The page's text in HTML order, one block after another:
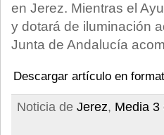
en Jerez. Mientras el
y dotará de iluminación
Junta de Andalucía
Descargar artículo en
Noticia de Jerez, Media 3